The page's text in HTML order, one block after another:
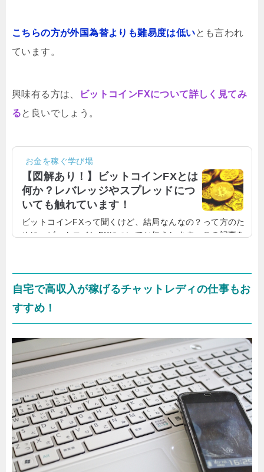
を失うものではなく、稼げる投資です。FXは
諦めないトレーダーが勝てるようになる理
こちらの方が外国為替よりも難易度は低いとも言われ
ています。
興味有る方は、
ビットコインFXについて詳しく見てみ
ると良いでしょう。
お金を稼ぐ学び場
【図解あり！】ビットコインFXとは
何か？レバレッジやスプレッドにつ
いても触れています！
ビットコインFXって聞くけど、結局なんなの？って方のた
めに、ビットコインFXについてお伝えします。この記事を
れているので、ぜひ読んでみてください！まずはビットコ
イン現物取引について知ろう！まずは、ビットコインFXを
しょう。現物取引は簡単です。物を売り買いするのと一緒
で、ビットコインの売り買いをするわけですね。図にする
とこんな感じです。お金でビッ...
自宅で高収入が稼げるチャットレディの仕事もお
すすめ！